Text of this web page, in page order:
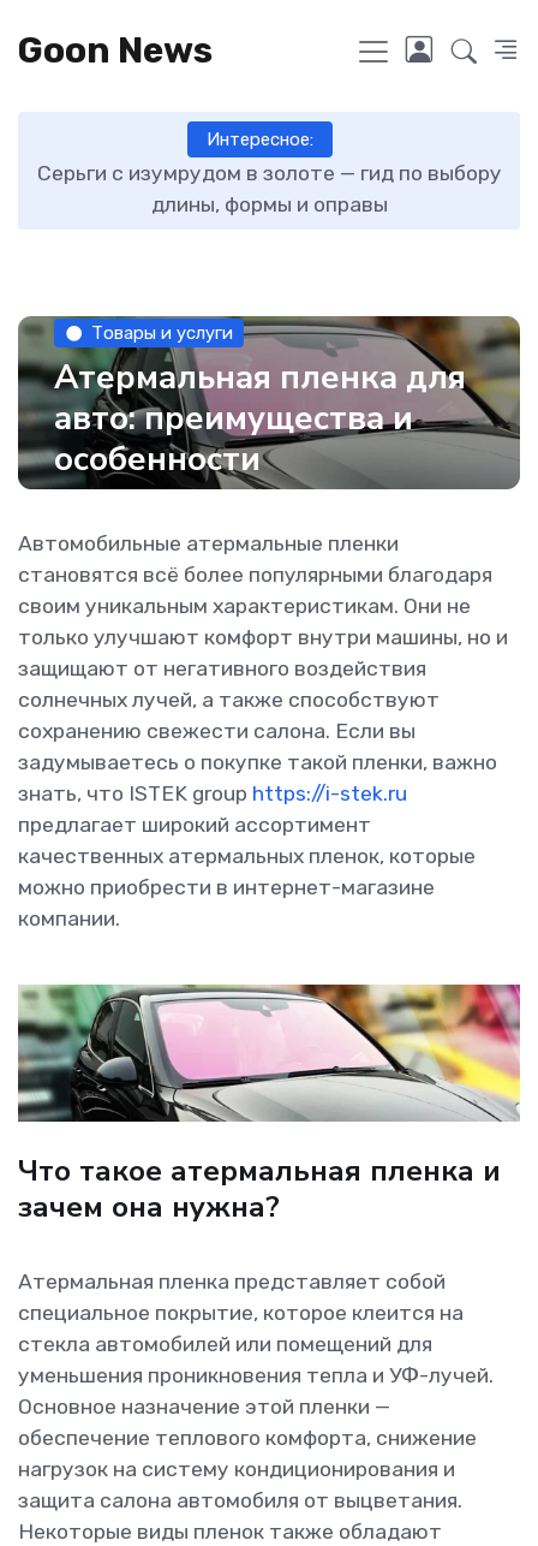
Goon News
Интересное:
Серьги с изумрудом в золоте — гид по выбору
длины, формы и оправы
Товары и услуги
Атермальная пленка для
авто: преимущества и
особенности
Автомобильные атермальные пленки
становятся всё более популярными благодаря
своим уникальным характеристикам. Они не
только улучшают комфорт внутри машины, но и
защищают от негативного воздействия
солнечных лучей, а также способствуют
сохранению свежести салона. Если вы
задумываетесь о покупке такой пленки, важно
знать, что ISTEK group https://i-stek.ru
предлагает широкий ассортимент
качественных атермальных пленок, которые
можно приобрести в интернет-магазине
компании.
Что такое атермальная пленка и
зачем она нужна?
Атермальная пленка представляет собой
специальное покрытие, которое клеится на
стекла автомобилей или помещений для
уменьшения проникновения тепла и УФ-лучей.
Основное назначение этой пленки —
обеспечение теплового комфорта, снижение
нагрузок на систему кондиционирования и
защита салона автомобиля от выцветания.
Некоторые виды пленок также обладают